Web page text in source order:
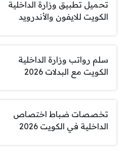
تحميل تطبيق وزارة الداخلية
الكويت للايفون والأندرويد
سلم رواتب وزارة الداخلية
الكويت مع البدلات 2026
تخصصات ضباط اختصاص
الداخلية في الكويت 2026